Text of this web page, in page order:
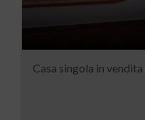
Casa singola in